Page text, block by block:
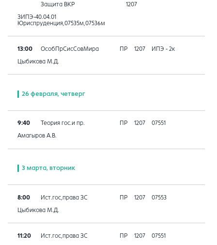
Защита ВКР 1207
ЗИПЭ-40.04.01
Юриспруденция,07535м,07536м
13:00 ОсобПрСисСовМира ПР 1207 ИПЭ - 2к
Цыбикова М.Д.
26 февраля, четверг
9:40 Теория гос.и пр. ПР 1207 07551
Амагыров А.В.
3 марта, вторник
8:00 Ист.гос,права ЗС ПР 1207 07553
Цыбикова М.Д.
11:20 Ист.гос,права ЗС ПР 1207 07551